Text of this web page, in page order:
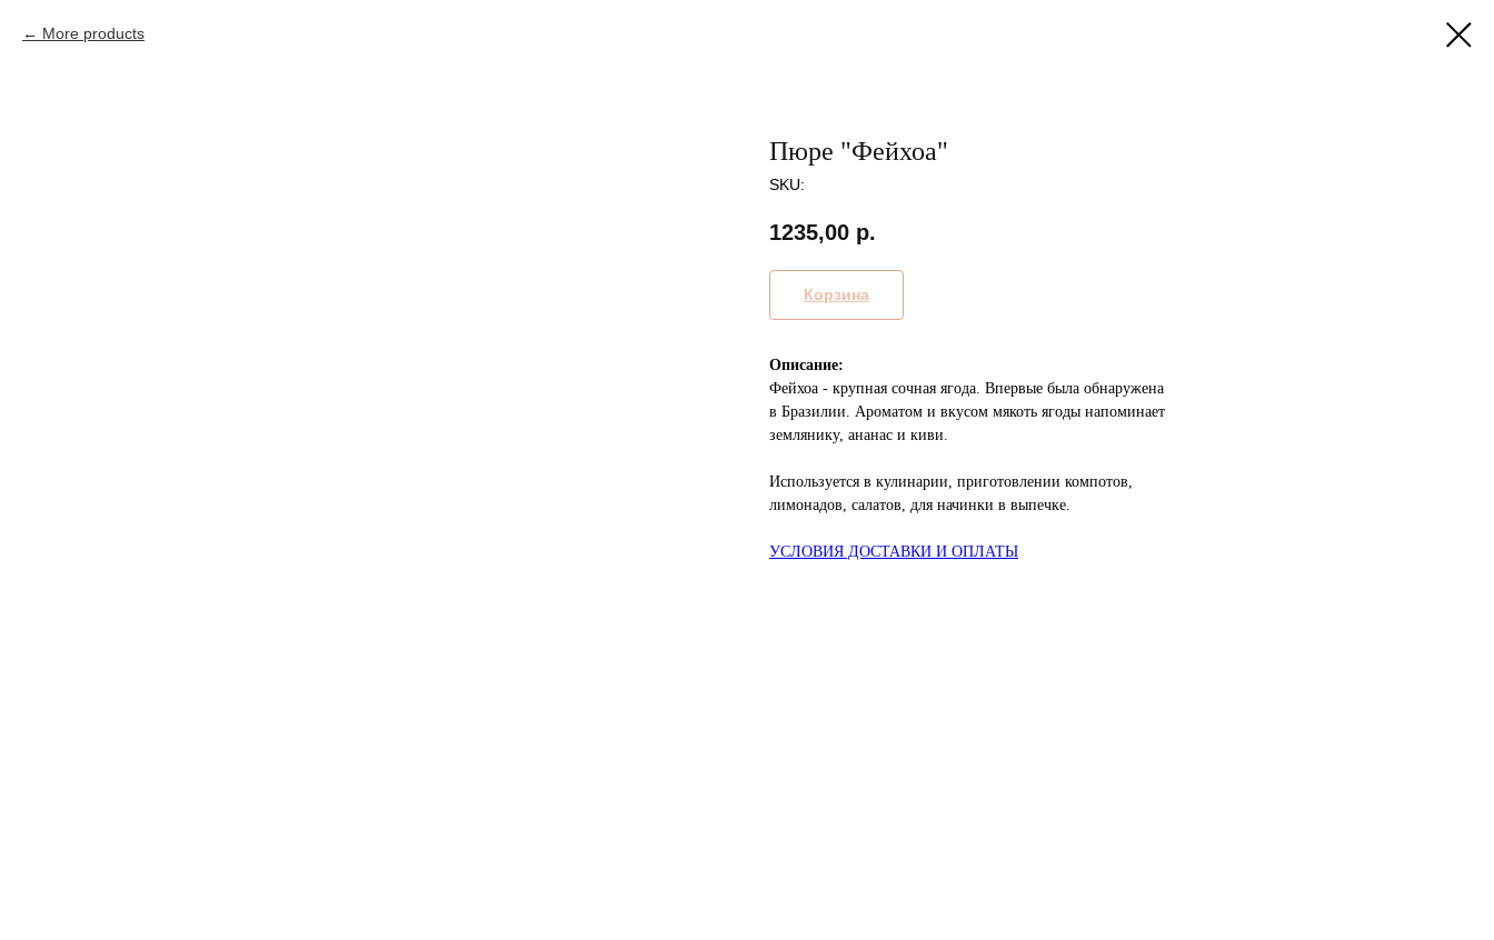
More products
Пюре "Фейхоа"
SKU:
1235,00 р.
Корзина
Описание:
Фейхоа - крупная сочная ягода. Впервые была обнаружена
в Бразилии. Ароматом и вкусом мякоть ягоды напоминает
землянику, ананас и киви.
Используется в кулинарии, приготовлении компотов,
лимонадов, салатов, для начинки в выпечке.
УСЛОВИЯ ДОСТАВКИ И ОПЛАТЫ